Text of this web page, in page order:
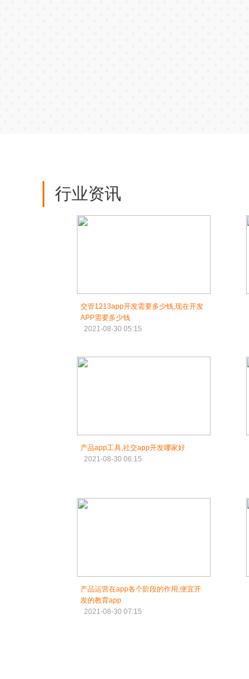
行业资讯
交管1213app开发需要多少钱,现在开发
APP需要多少钱
2021-08-30 05:15
产品app工具,社交app开发哪家好
2021-08-30 06:15
产品运营在app各个阶段的作用,便宜开
发的教育app
2021-08-30 07:15